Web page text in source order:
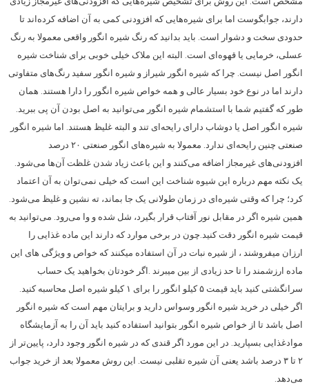
دارند، جوابگوست اما برای شیره‌هایی که افزودنی کمی به آن اضافه کرده‌اند تا
حدودی سخت و دشوار است. باید بدانید که رنگ شیره انگور واقعی معمولا به رنگ
عسلی، خرمایی یا قهوه‌ای است. البته این ملاک خیلی خوبی برای شناخت شیره
انگور اصل نیست. چرا که شیره انگور شیراز و شیره انگور سفید رنگ‌های متفاوتی
دارند اما در نوع خود بسیار عالی و همه خواص شیره انگور را دارا هستند. همان
طور که گفتیم شما با استشمام شیره انگور می‌توانید به اصل بودن آن پی ببرید.
شیره انگور اصل یا دوشاب دارای رایحه‌ای تند و البته غلیظ هستند. اما شیره انگور
صنعتی چنین رایحه‌ای ندارد. معمولا به شیره‌های انگور صنعتی ۲۰ درصد
افزودنی‌های غیرمجاز اضافه می‌کنند و این باعث زیاد شدن غلظت آن‌ها می‌شود.
یک نکته مهم درباره این شیوه شناخت این است که خیلی نمی‌توان به آن اعتماد
کرد؛ چرا که وقتی شیره‌ای در زمان طولانی یک جا بماند، ته نشین و غلیظ می‌شود.
همین شیره اگر در مقابل نور آفتاب قرار بگیرد، شل شده و وا می‌رود. می‌توانید به
قیمت شیره انگور دقت کنید.چون در برخی موارد که دارند این ماده غذایی را
ارزان میفروشند ، از شیره نبات در آن استفاده میکنند که خواص و ویژگی های این
ماده ارزشمند را تا حد زیادی از بین میبرند .اگر خودتان بخواهید یک حساب
سرانگشتی کنید باید قیمت ۵ کیلو انگور را برای ۱ کیلو شیره اصل محاسبه کنید.
اگر خیلی در خرید شیره انگور وسواس دارید و برایتان مهم است که شیره انگور
اصل باشد تا از خواص شیره انگور بتوانید استفاده کنید باید آن را به آزمایشگاه
موادغذایی بسپارید. در این مورد اگر قندی که در شیره انگور وجود دارد، پایین‌تر از
۲ تا ۳ درصد باشد یعنی آن شیره تقلبی نیست. این روش معمولا بعد از خرید جواب
می‌دهد.